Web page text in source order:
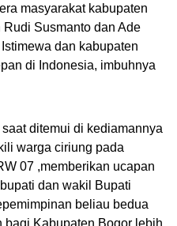
masyarakat kabupaten
Susmanto dan Ade
dan kabupaten
di Indonesia, imbuhnya
ditemui di kediamannya
warga ciriung pada
07 ,memberikan ucapan
dan wakil Bupati
beliau bedua
bagi Kabupaten Bogor lebih